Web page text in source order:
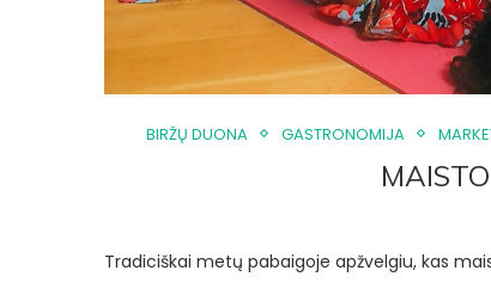
BIRŽŲ DUONA GASTRONOMIJA
Tradiciškai metų pabaigoje apžvelgiu, kas